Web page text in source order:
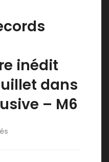
inédit
dans
– M6